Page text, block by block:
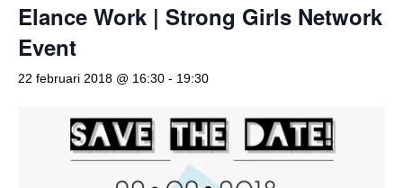
Elance Work | Strong Girls Network
Event
22 februari 2018 @ 16:30 - 19:30